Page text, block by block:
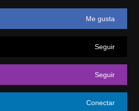
Me gusta
Seguir
Seguir
Conectar